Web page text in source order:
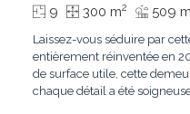
9 300 m2 509 m
Laissez-vous séduire par
entièrement réinventée en
de surface utile, cette
chaque détail a été